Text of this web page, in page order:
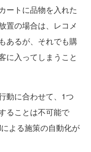
ートに品物を入れた
置の場合は、レコメ
あるが、それでも購
に入ってしまうこと
動に合わせて、1つ
ることは不可能で
よる施策の自動化が